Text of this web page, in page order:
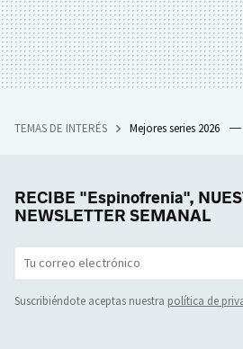
TEMAS DE INTERÉS Mejores series 2026
RECIBE "Espinofrenia",
NEWSLETTER SEMANAL
Suscribiéndote aceptas nuestra política de